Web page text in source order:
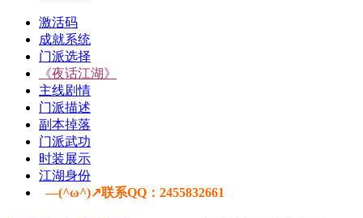
激活码
成就系统
门派选择
《夜话江湖》
主线剧情
门派描述
副本掉落
门派武功
时装展示
江湖身份
—(^ω^)↗联系QQ：2455832661